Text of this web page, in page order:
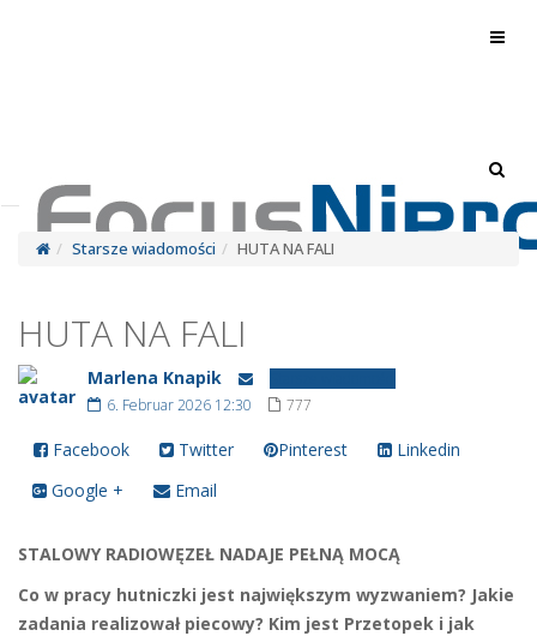
Starsze wiadomości HUTA NA FALI
HUTA NA FALI
Marlena Knapik
6. Februar 2026 12:30
777
Facebook Twitter Pinterest
Linkedin
Google +
Email
STALOWY RADIOWĘZEŁ NADAJE PEŁNĄ MOCĄ
Co w pracy hutniczki jest największym wyzwaniem? Jakie
zadania realizował piecowy? Kim jest Przetopek i jak